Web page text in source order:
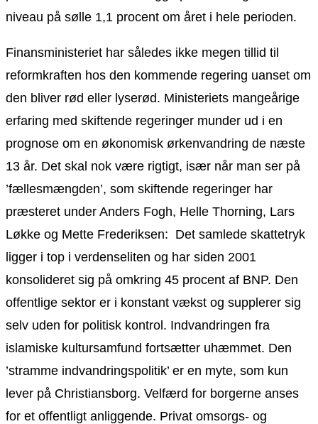
niveau på sølle 1,1 procent om året i hele perioden.
Finansministeriet har således ikke megen tillid til
reformkraften hos den kommende regering uanset om
den bliver rød eller lyserød. Ministeriets mangeårige
erfaring med skiftende regeringer munder ud i en
prognose om en økonomisk ørkenvandring de næste
13 år. Det skal nok være rigtigt, især når man ser på
’fællesmængden’, som skiftende regeringer har
præsteret under Anders Fogh, Helle Thorning, Lars
Løkke og Mette Frederiksen: Det samlede skattetryk
ligger i top i verdenseliten og har siden 2001
konsolideret sig på omkring 45 procent af BNP. Den
offentlige sektor er i konstant vækst og supplerer sig
selv uden for politisk kontrol. Indvandringen fra
islamiske kultursamfund fortsætter uhæmmet. Den
’stramme indvandringspolitik’ er en myte, som kun
lever på Christiansborg. Velfærd for borgerne anses
for et offentligt anliggende. Privat omsorgs- og